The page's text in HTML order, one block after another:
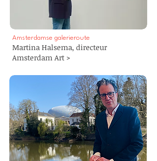
Amsterdamse galerieroute
Martina Halsema, directeur
Amsterdam Art >